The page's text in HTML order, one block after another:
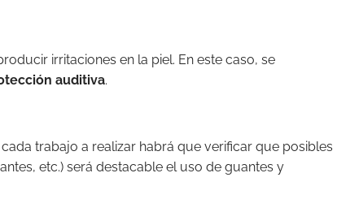
irritaciones en la piel. En este caso, se
auditiva.
trabajo a realizar habrá que verificar que posibles
etc.) será destacable el uso de guantes y